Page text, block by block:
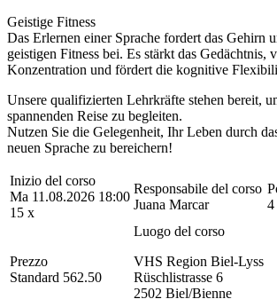
Geistige Fitness
Das Erlernen einer Sprache fordert das Gehirn
geistigen Fitness bei. Es stärkt das Gedächtnis,
Konzentration und fördert die kognitive
Unsere qualifizierten Lehrkräfte stehen bereit,
spannenden Reise zu begleiten.
Nutzen Sie die Gelegenheit, Ihr Leben durch
neuen Sprache zu bereichern!
Inizio del corso
Ma 11.08.2026 18:00
15 x
Responsabile del corso
Juana Marcar
4
Prezzo
Standard 562.50
Luogo del corso
VHS Region Biel-Lyss
Rüschlistrasse 6
2502 Biel/Bienne